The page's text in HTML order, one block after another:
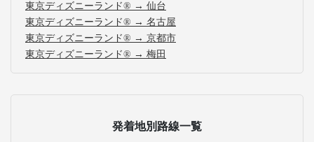
東京ディズニーランド® → 仙台
東京ディズニーランド® → 名古屋
東京ディズニーランド® → 京都市
東京ディズニーランド® → 梅田
発着地別路線一覧